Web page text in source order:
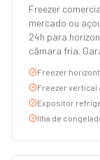
Freezer
mercado ou
24h para
câmara fria.
Freezer
Freezer
Expositor
Ilha de